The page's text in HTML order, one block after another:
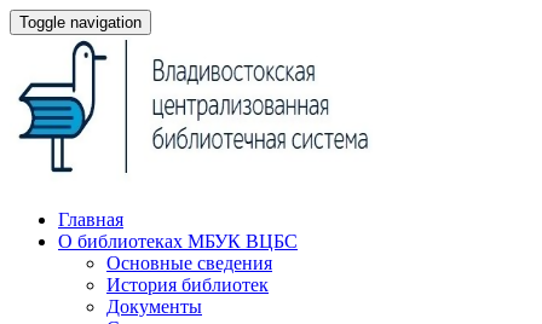
Toggle navigation
Главная
О библиотеках МБУК ВЦБС
Основные сведения
История библиотек
Документы